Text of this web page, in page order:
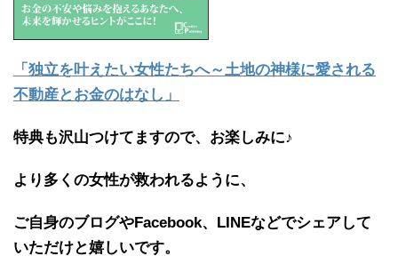
「独立を叶えたい女性たちへ～土地の神様に愛される
不動産とお金のはなし」
特典も沢山つけてますので、お楽しみに♪
より多くの女性が救われるように、
ご自身のブログやFacebook、LINEなどでシェアして
いただけと嬉しいです。